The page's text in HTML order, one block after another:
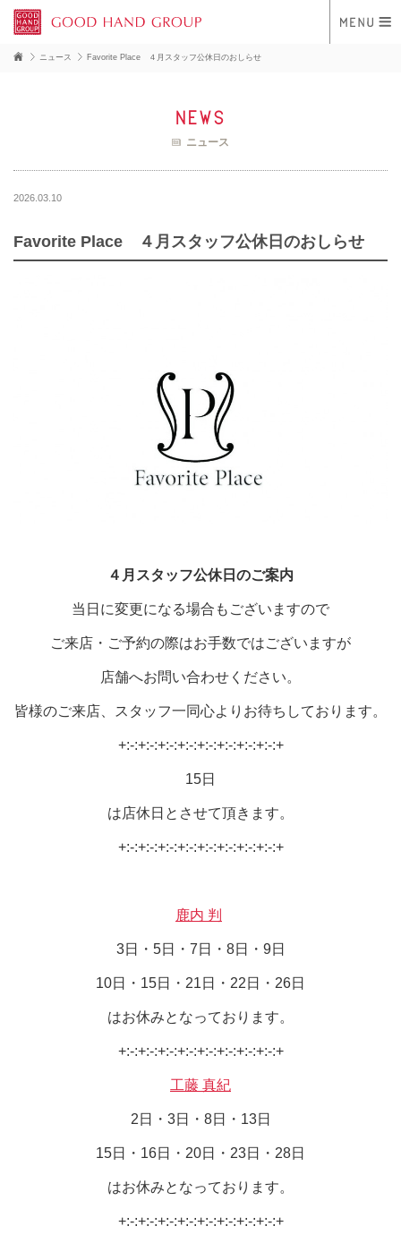
ニュース Favorite Place ４月スタッフ公休日のおしらせ
news
ニュース
2026.03.10
Favorite Place ４月スタッフ公休日のおしらせ
４月 スタッフ公休日のご案内
当日に変更になる場合もございますので
ご来店・ご予約の際はお手数ではございますが
店舗へお問い合わせください。
皆様のご来店、スタッフ一同心よりお待ちしております。
+:-:+:-:+:-:+:-:+:-:+:-:+:-:+:-:+
15日
は店休日とさせて頂きます。
+:-:+:-:+:-:+:-:+:-:+:-:+:-:+:-:+
鹿内 判
3日・5日・7日・8日・9日
10日・15日・21日・22日・26日
はお休みとなっております。
+:-:+:-:+:-:+:-:+:-:+:-:+:-:+:-:+
工藤 真紀
2日・3日・8日・13日
15日・16日・20日・23日・28日
はお休みとなっております。
+:-:+:-:+:-:+:-:+:-:+:-:+:-:+:-:+